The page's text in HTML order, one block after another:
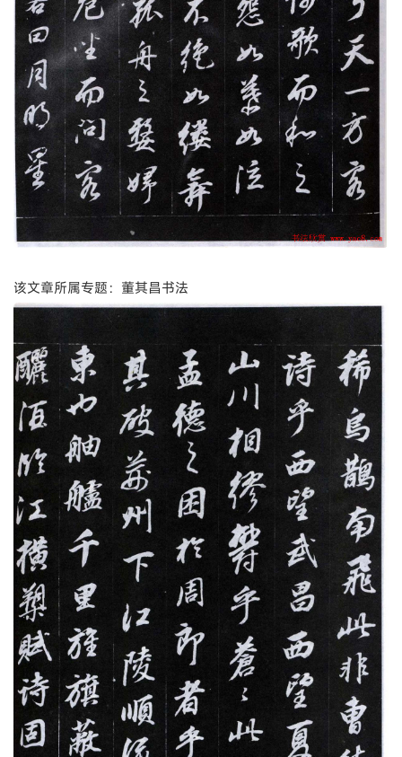
该文章所属专题：董其昌书法